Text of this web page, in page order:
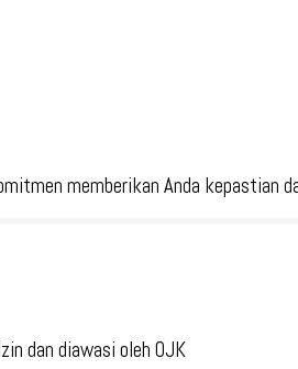
memberikan Anda kepastian
dan diawasi oleh OJK